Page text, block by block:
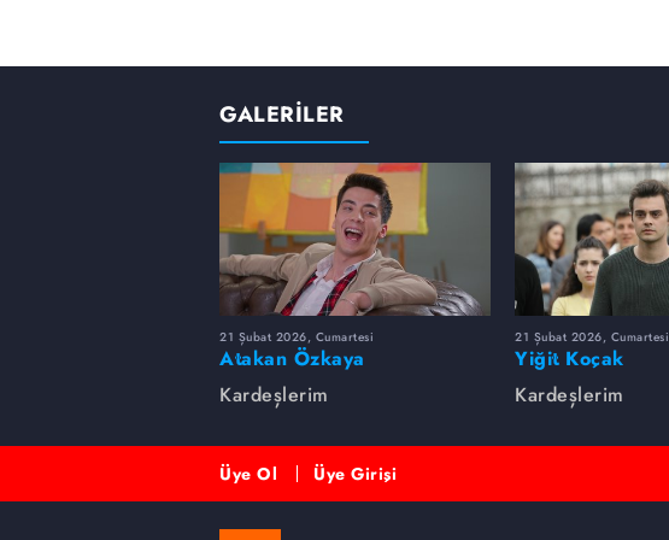
GALERİLER
21 Şubat 2026, Cumartesi
Atakan Özkaya
Kardeşlerim
21 Şubat 2026, Cumartesi
Yiğit Koçak
Kardeşlerim
Üye Ol Üye Girişi